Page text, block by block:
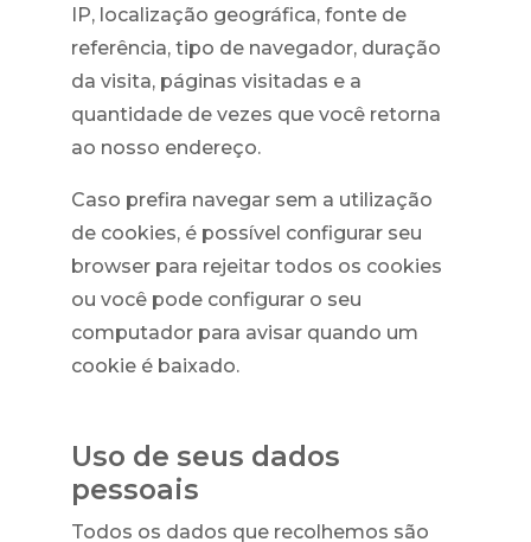
IP, localização geográfica, fonte de
referência, tipo de navegador, duração
da visita, páginas visitadas e a
quantidade de vezes que você retorna
ao nosso endereço.
Caso prefira navegar sem a utilização
de cookies, é possível configurar seu
browser para rejeitar todos os cookies
ou você pode configurar o seu
computador para avisar quando um
cookie é baixado.
Uso de seus dados
pessoais
Todos os dados que recolhemos são